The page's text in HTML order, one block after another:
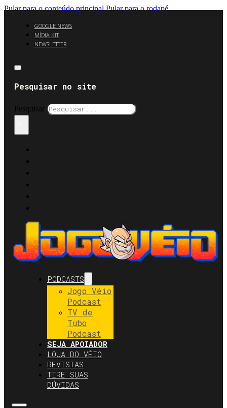
Pular para o conteúdo principal Pular para o rodapé
GOOGLE NEWS
MÍDIA KIT
NEWSLETTER
Pesquisar no site
Pesquisar
PODCASTS
Jogo Véio
Podcast
TV de
Tubo
Podcast
SEJA APOIADOR
LOJA DO VÉIO
REVISTAS
TIRE SUAS
DÚVIDAS